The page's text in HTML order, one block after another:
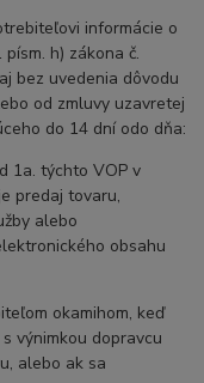
informácie o
h) zákona č.
bez uvedenia dôvodu
od zmluvy uzavretej
do 14 dní odo dňa:
1a. týchto VOP v
predaj tovaru,
alebo
obsahu
okamihom, keď
výnimkou dopravcu
alebo ak sa